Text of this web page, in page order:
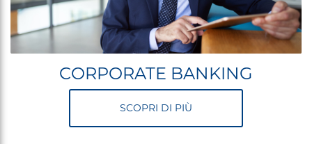
CORPORATE BANKING
SCOPRI DI PIÙ